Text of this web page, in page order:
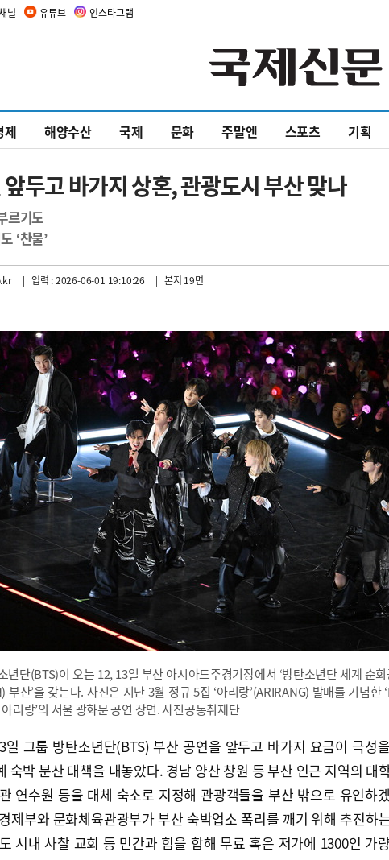
널 유튜브 인스타그램
제 해양수산 국제 문화 주말엔 스포츠 기획
두고 바가지 상혼, 관광도시 부산 맞나
르기도
‘찬물’
| 입력 : 2026-06-01 19:10:26 | 본지 19면
년단(BTS)이 오는 12, 13일 부산 아시아드주경기장에서 ‘방탄소년단 세계 순
부산’을 갖는다. 사진은 지난 3월 정규 5집 ‘아리랑’(ARIRANG) 발매를 기념한
리랑’의 서울 광화문 공연 장면. 사진공동취재단
일 그룹 방탄소년단(BTS) 부산 공연을 앞두고 바가지 요금이 극성
숙박 분산 대책을 내놓았다. 경남 양산 창원 등 부산 인근 지역의 대
연수원 등을 대체 숙소로 지정해 관광객들을 부산 밖으로 유인하
제부와 문화체육관광부가 부산 숙박업소 폭리를 깨기 위해 추진하
시내 사찰 교회 등 민간과 힘을 합해 무료 혹은 저가에 1300인 가